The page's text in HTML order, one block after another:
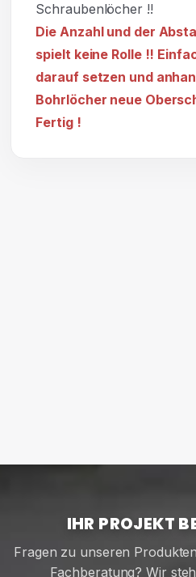
Schraubenlöcher !!
Die Anzahl und der
spielt keine Rolle !!
darauf setzen und
Bohrlöcher neue
Fertig !
IHR PROJEKT
Fragen zu unseren
Fachberatung? Wir